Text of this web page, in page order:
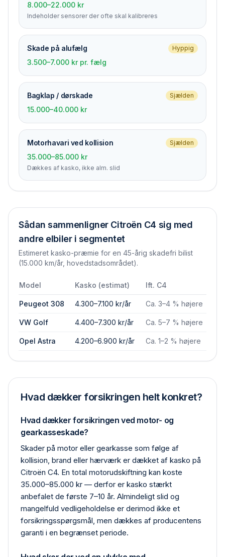
8.000–22.000 kr
Indeholder sensorer der ofte skal kalibreres
Skade på alufælg Hyppig
3.500–7.000 kr pr. fælg
Bagklap / dørskade Sjælden
15.000–40.000 kr
Motorhavari ved kollision Sjælden
35.000–85.000 kr
Dækkes af kasko, ikke alm. slid
Sådan sammenligner Citroën C4 sig med
andre elbiler i segmentet
Estimeret kasko-præmie for en 45-årig skadefri bilist
(15.000 km/år, hovedstadsområdet).
Model Kasko (estimat) Ift. C4
Peugeot 308 4.300–7.100 kr/år Ca. 3–4 % højere
VW Golf 4.400–7.300 kr/år Ca. 5–7 % højere
Opel Astra 4.200–6.900 kr/år Ca. 1–2 % højere
Hvad dækker forsikringen helt konkret?
Hvad dækker forsikringen ved motor- og
gearkasseskade?
Skader på motor eller gearkasse som følge af
kollision, brand eller hærværk er dækket af kasko på
Citroën C4. En total motor­udskiftning kan koste
35.000–85.000 kr — derfor er kasko stærkt
anbefalet de første 7–10 år. Almindeligt slid og
mangelfuld vedligeholdelse er derimod ikke et
forsikrings­spørgsmål, men dækkes af producentens
garanti i en begrænset periode.